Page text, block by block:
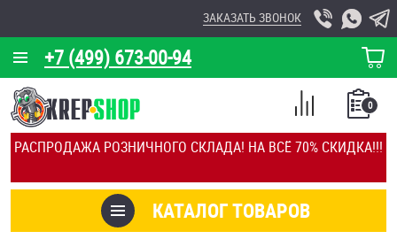
РАСПРОДАЖА РОЗНИЧНОГО СКЛАДА! НА ВСЁ 70% СКИДКА!!!
+7 (499) 673-00-94
ЗАКАЗАТЬ ЗВОНОК
КОРЗИНА
О КОМПАНИИ
КАЛЬКУЛЯТОР
ОТЗЫВЫ
КАТАЛОГ ТОВАРОВ
0
СПИСОК
СРАВНЕНИЕ